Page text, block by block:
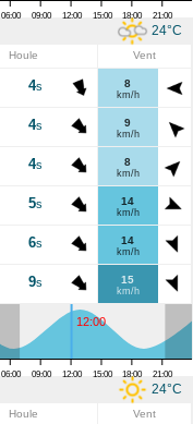
06:00 09:00 12:00 15:00 18:00 21:00
24°C
Houle Vent
4s 8
km/h
4s 9
km/h
4s 8
km/h
5s 14
km/h
6s 14
km/h
9s 15
km/h
12:00
06:00 09:00 12:00 15:00 18:00 21:00
24°C
Houle Vent